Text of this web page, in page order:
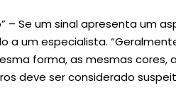
– Se um sinal apresenta um
a um especialista.
forma, as mesmas cores,
deve ser considerado